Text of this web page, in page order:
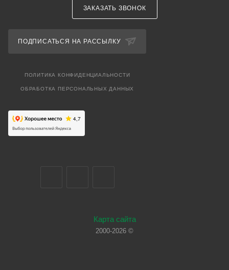
ЗАКАЗАТЬ ЗВОНОК
ПОДПИСАТЬСЯ НА РАССЫЛКУ
ПОЛИТИКА КОНФИДЕНЦИАЛЬНОСТИ
ОБРАБОТКА ПЕРСОНАЛЬНЫХ ДАННЫХ
Карта сайта
2000-2026 ©